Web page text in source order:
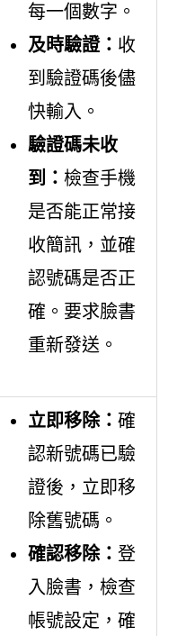
每一個數字。
及時驗證： 收
到驗證碼後儘
快輸入。
驗證碼未收
到： 檢查手機
是否能正常接
收簡訊，並確
認號碼是否正
確。要求臉書
重新發送。
立即移除： 確
認新號碼已驗
證後，立即移
除舊號碼。
確認移除： 登
入臉書，檢查
帳號設定，確